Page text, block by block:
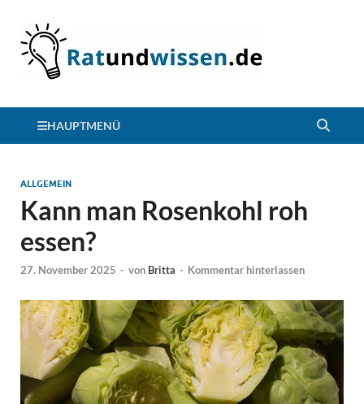
HAUPTMENÜ
ALLGEMEIN
Kann man Rosenkohl roh
essen?
27. November 2025 - von Britta - Kommentar hinterlassen